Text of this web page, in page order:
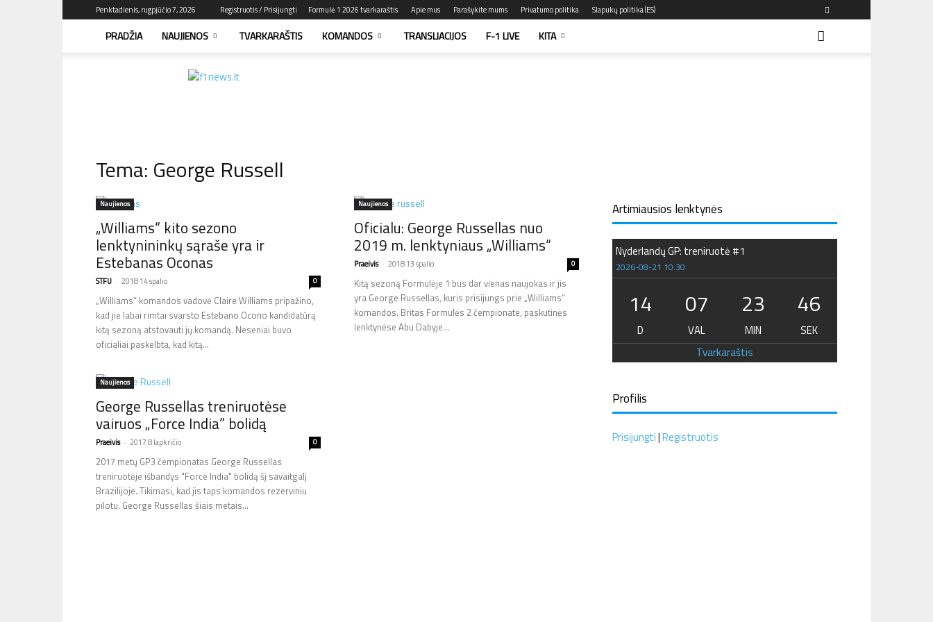
Penktadienis, rugpjūčio 7, 2026 Registruotis / Prisijungti Formulė 1 2026 tvarkaraštis Apie mus Parašykite mums Privatumo politika Slapukų politika (ES)
PRADŽIA NAUJIENOS TVARKARAŠTIS KOMANDOS TRANSLIACIJOS F-1 LIVE KITA
Tema: George Russell
Naujienos
„Williams“ kito sezono
lenktynininkų sąraše yra ir
Estebanas Oconas
STFU - 2018 14 spalio 0
„Williams“ komandos vadovė Claire Williams pripažino,
kad jie labai rimtai svarsto Estebano Ocono kandidatūrą
kitą sezoną atstovauti jų komandą. Neseniai buvo
oficialiai paskelbta, kad kitą...
Naujienos
Oficialu: George Russellas nuo
2019 m. lenktyniaus „Williams“
Praeivis - 2018 13 spalio 0
Kitą sezoną Formulėje 1 bus dar vienas naujokas ir jis
yra George Russellas, kuris prisijungs prie „Williams“
komandos. Britas Formulės 2 čempionate, paskutinės
lenktynėse Abu Dabyje...
Naujienos
George Russellas treniruotėse
vairuos „Force India” bolidą
Praeivis - 2017 8 lapkričio 0
2017 metų GP3 čempionatas George Russellas
treniruotėje išbandys "Force India" bolidą šį savaitgalį
Brazilijoje. Tikimasi, kad jis taps komandos rezerviniu
pilotu. George Russellas šiais metais...
Artimiausios lenktynės
Nyderlandų GP: treniruotė #1
2026-08-21 10:30
14
D
07
VAL
23
MIN
46
SEK
Tvarkaraštis
Profilis
Prisijungti|Registruotis